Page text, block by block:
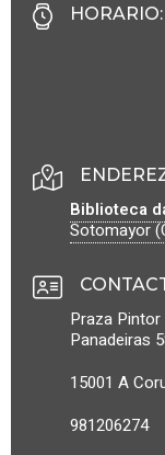
HORARIO:
Biblioteca
Sotomayor
Praza
Panadeiras
15001 A
981206274